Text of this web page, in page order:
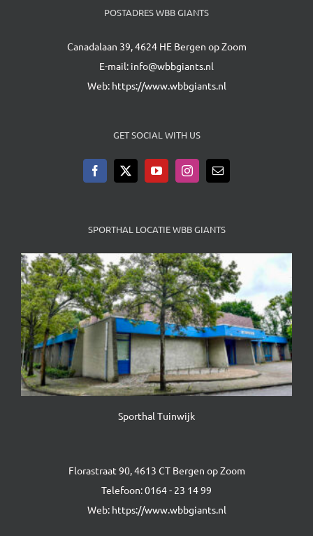
POSTADRES WBB GIANTS
Canadalaan 39, 4624 HE Bergen op Zoom
E-mail: info@wbbgiants.nl
Web: https://www.wbbgiants.nl
GET SOCIAL WITH US
SPORTHAL LOCATIE WBB GIANTS
Sporthal Tuinwijk
Florastraat 90, 4613 CT Bergen op Zoom
Telefoon:0164 - 23 14 99
Web: https://www.wbbgiants.nl